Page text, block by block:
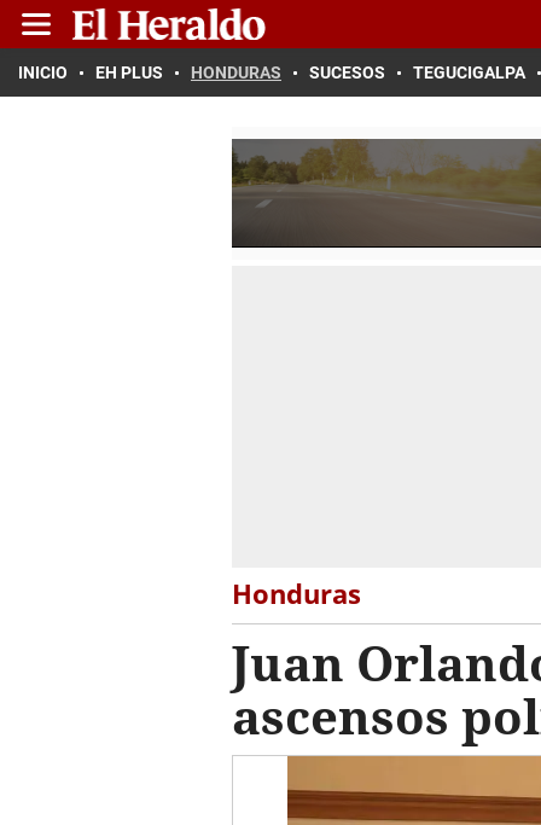
INICIO EH PLUS HONDURAS SUCESOS TEGUCIGALPA
Honduras
Juan
ascensos